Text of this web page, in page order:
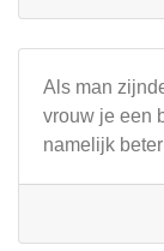
Als man
vrouw je een
namelijk